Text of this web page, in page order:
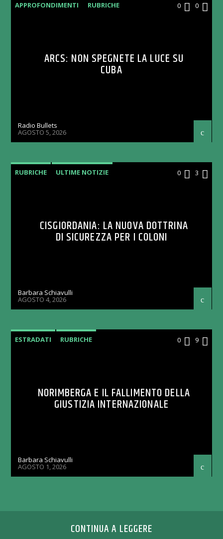
APPROFONDIMENTI RUBRICHE 0 0
ARCS: NON SPEGNETE LA LUCE SU
CUBA
Radio Bullets
AGOSTO 5, 2026
RUBRICHE ULTIME NOTIZIE 0 3
CISGIORDANIA: LA NUOVA DOTTRINA
DI SICUREZZA PER I COLONI
Barbara Schiavulli
AGOSTO 4, 2026
ESTRADATI RUBRICHE 0 9
NORIMBERGA E IL FALLIMENTO DELLA
GIUSTIZIA INTERNAZIONALE
Barbara Schiavulli
AGOSTO 1, 2026
CONTINUA A LEGGERE